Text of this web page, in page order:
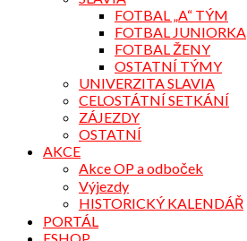
FOTBAL „A“ TÝM
FOTBAL JUNIORKA
FOTBAL ŽENY
OSTATNÍ TÝMY
UNIVERZITA SLAVIA
CELOSTÁTNÍ SETKÁNÍ
ZÁJEZDY
OSTATNÍ
AKCE
Akce OP a odboček
Výjezdy
HISTORICKÝ KALENDÁŘ
PORTÁL